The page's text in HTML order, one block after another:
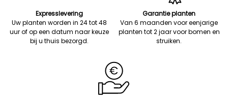
Expresslevering
Uw planten worden in 24 tot 48
uur of op een datum naar keuze
bij u thuis bezorgd.
Garantie planten
Van 6 maanden voor eenjarige
planten tot 2 jaar voor bomen en
struiken.